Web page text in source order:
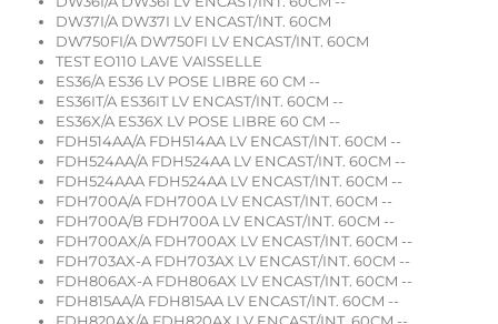
DW37I/A DW37I LV ENCAST/INT. 60CM
DW750FI/A DW750FI LV ENCAST/INT. 60CM
TEST EO110 LAVE VAISSELLE
ES36/A ES36 LV POSE LIBRE 60 CM --
ES36IT/A ES36IT LV ENCAST/INT. 60CM --
ES36X/A ES36X LV POSE LIBRE 60 CM --
FDH514AA/A FDH514AA LV ENCAST/INT. 60CM --
FDH524AA/A FDH524AA LV ENCAST/INT. 60CM --
FDH524AAA FDH524AA LV ENCAST/INT. 60CM --
FDH700A/A FDH700A LV ENCAST/INT. 60CM --
FDH700A/B FDH700A LV ENCAST/INT. 60CM --
FDH700AX/A FDH700AX LV ENCAST/INT. 60CM --
FDH703AX-A FDH703AX LV ENCAST/INT. 60CM --
FDH806AX-A FDH806AX LV ENCAST/INT. 60CM --
FDH815AA/A FDH815AA LV ENCAST/INT. 60CM --